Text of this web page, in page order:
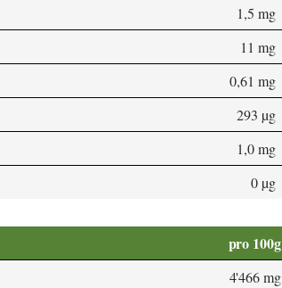
1,5 mg
11 mg
0,61 mg
293 µg
1,0 mg
0 µg
pro 100g
4'466 mg